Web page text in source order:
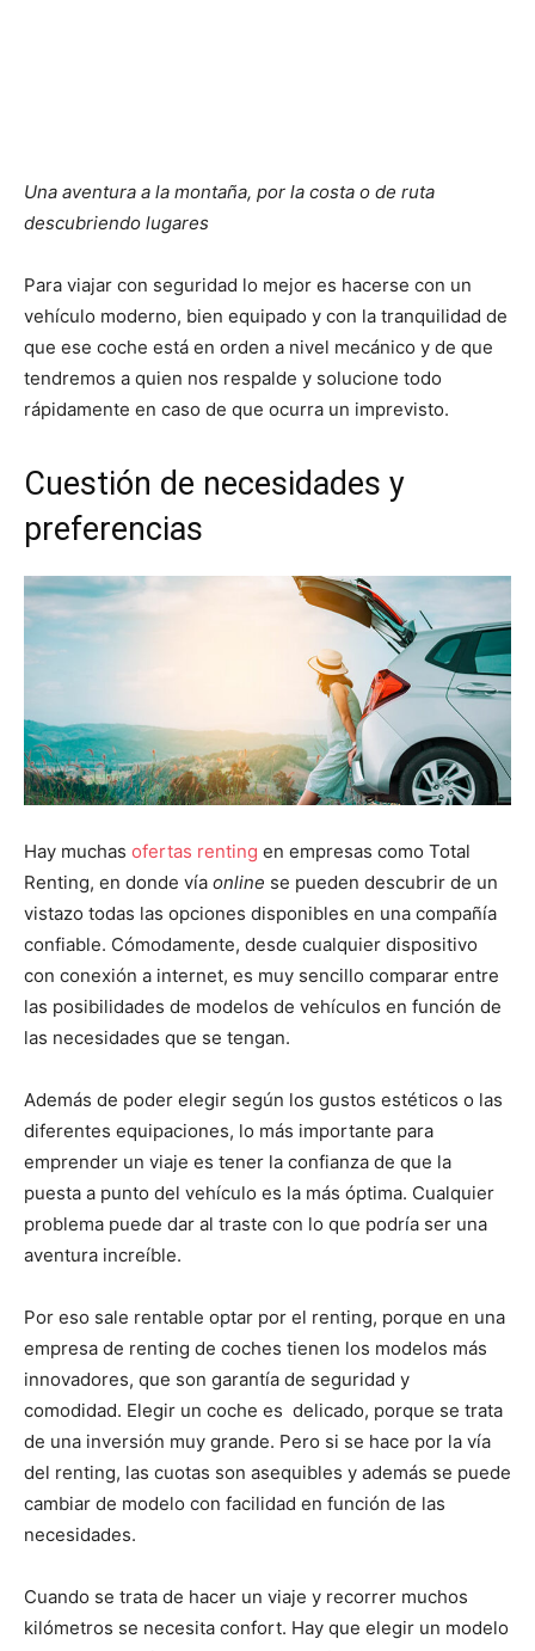
Una aventura a la montaña, por la costa o de ruta
descubriendo lugares
Para viajar con seguridad lo mejor es hacerse con un
vehículo moderno, bien equipado y con la tranquilidad de
que ese coche está en orden a nivel mecánico y de que
tendremos a quien nos respalde y solucione todo
rápidamente en caso de que ocurra un imprevisto.
Cuestión de necesidades y
preferencias
Hay muchas ofertas renting en empresas como Total
Renting, en donde vía online se pueden descubrir de un
vistazo todas las opciones disponibles en una compañía
confiable. Cómodamente, desde cualquier dispositivo
con conexión a internet, es muy sencillo comparar entre
las posibilidades de modelos de vehículos en función de
las necesidades que se tengan.
Además de poder elegir según los gustos estéticos o las
diferentes equipaciones, lo más importante para
emprender un viaje es tener la confianza de que la
puesta a punto del vehículo es la más óptima. Cualquier
problema puede dar al traste con lo que podría ser una
aventura increíble.
Por eso sale rentable optar por el renting, porque en una
empresa de renting de coches tienen los modelos más
innovadores, que son garantía de seguridad y
comodidad. Elegir un coche es delicado, porque se trata
de una inversión muy grande. Pero si se hace por la vía
del renting, las cuotas son asequibles y además se puede
cambiar de modelo con facilidad en función de las
necesidades.
Cuando se trata de hacer un viaje y recorrer muchos
kilómetros se necesita confort. Hay que elegir un modelo